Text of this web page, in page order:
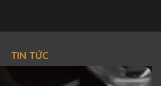
TIN TỨC